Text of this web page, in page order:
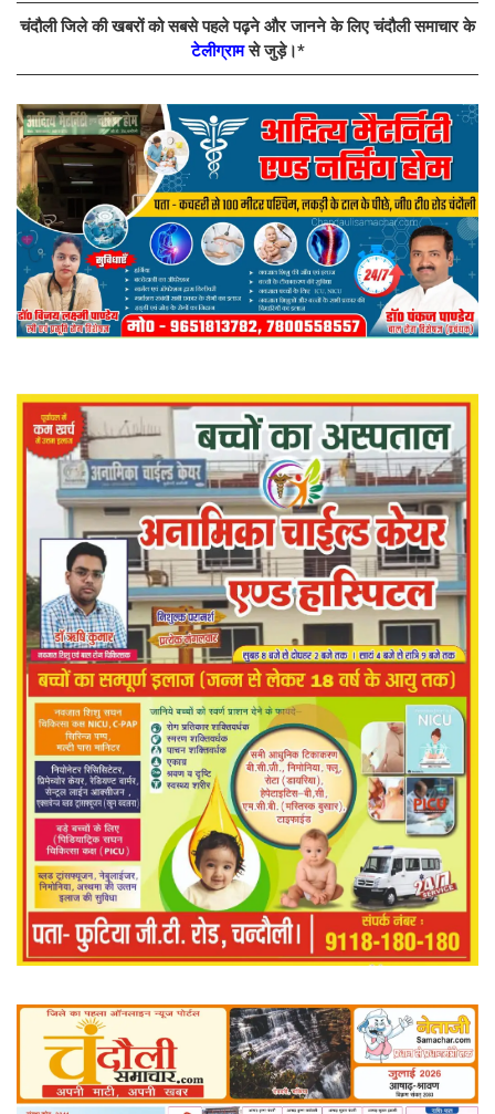
चंदौली जिले की खबरों को सबसे पहले पढ़ने और जानने के लिए चंदौली समाचार के
टेलीग्रामसे जुड़े।*